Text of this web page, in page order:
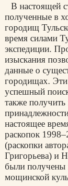
В настоящей
полученные в
городищ
время силами
экспедиции.
изыскания
данные о
городищах. Эти
успешный
также
настоящее
раскопок
(раскопки
Григорьева) и
были получены
мощинской